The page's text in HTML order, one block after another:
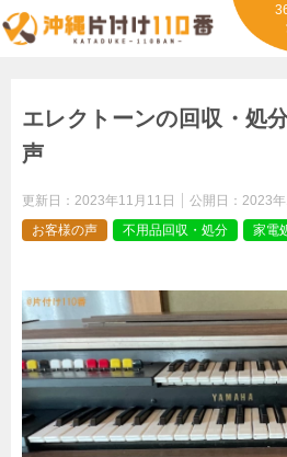
エレクトーンの回収・処
声
更新日： 2023年11月11日 公開日： 2023
お客様の声
不用品回収・処分 家電